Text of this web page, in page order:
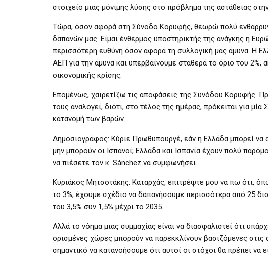
στοιχείο μιας μόνιμης λύσης στο πρόβλημα της αστάθειας
Τώρα, όσον αφορά στη Σύνοδο Κορυφής, θεωρώ πολύ
δαπανών μας. Είμαι ένθερμος υποστηρικτής της ανάγκης η
περισσότερη ευθύνη όσον αφορά τη συλλογική μας άμυνα. Η
ΑΕΠ για την άμυνα και υπερβαίνουμε σταθερά το όριο του
οικονομικής κρίσης.
Επομένως, χαιρετίζω τις αποφάσεις της Συνόδου Κορυφής.
τους αναλογεί, διότι, στο τέλος της ημέρας, πρόκειται για
κατανομή των βαρών.
Δημοσιογράφος: Κύριε Πρωθυπουργέ, εάν η Ελλάδα μπορεί να
μην μπορούν οι Ισπανοί; Ελλάδα και Ισπανία έχουν πολύ
να πιέσετε τον κ. Sánchez να συμφωνήσει.
Κυριάκος Μητσοτάκης: Καταρχάς, επιτρέψτε μου να πω ότι,
το 3%, έχουμε σχέδιο να δαπανήσουμε περισσότερα από 25
του 3,5% συν 1,5% μέχρι το 2035.
Αλλά το νόημα μιας συμμαχίας είναι να διασφαλιστεί ότι
ορισμένες χώρες μπορούν να παρεκκλίνουν βασιζόμενες
σημαντικό να κατανοήσουμε ότι αυτοί οι στόχοι θα πρέπει να